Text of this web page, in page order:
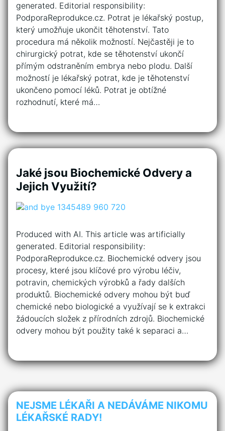
generated. Editorial responsibility:
PodporaReprodukce.cz. Potrat je lékařský postup,
který umožňuje ukončit těhotenství. Tato
procedura má několik možností. Nejčastěji je to
chirurgický potrat, kde se těhotenství ukončí
přímým odstraněním embrya nebo plodu. Další
možností je lékařský potrat, kde je těhotenství
ukončeno pomocí léků. Potrat je obtížné
rozhodnutí, které má…
Jaké jsou Biochemické Odvery a
Jejich Využití?
Produced with AI. This article was artificially
generated. Editorial responsibility:
PodporaReprodukce.cz. Biochemické odvery jsou
procesy, které jsou klíčové pro výrobu léčiv,
potravin, chemických výrobků a řady dalších
produktů. Biochemické odvery mohou být buď
chemické nebo biologické a využívají se k extrakci
žádoucích složek z přírodních zdrojů. Biochemické
odvery mohou být použity také k separaci a…
NEJSME LÉKAŘI A NEDÁVÁME NIKOMU
LÉKAŘSKÉ RADY!